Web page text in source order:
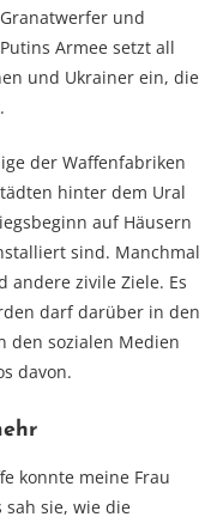
und
Armee setzt all
und Ukrainer ein, die
der Waffenfabriken
hinter dem Ural
auf Häusern
sind. Manchmal
andere zivile Ziele. Es
darf darüber in den
den sozialen Medien
davon.
konnte meine Frau
sah sie, wie die